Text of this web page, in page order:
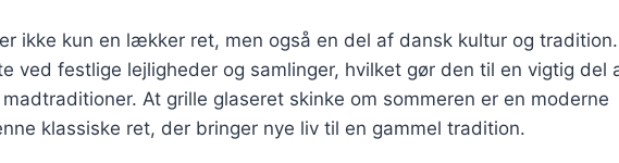
ikke kun en lækker ret, men også en del af dansk kultur og tradition.
ved festlige lejligheder og samlinger, hvilket gør den til en vigtig del
At grille glaseret skinke om sommeren er en moderne
klassiske ret, der bringer nye liv til en gammel tradition.